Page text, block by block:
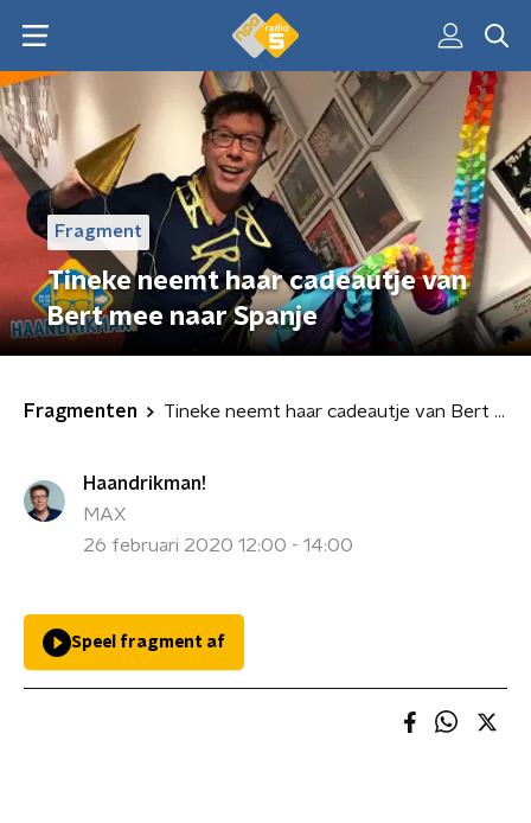
Fragment
Tineke neemt haar cadeautje van
Bert mee naar Spanje
Fragmenten Tineke neemt haar cadeautje van Bert mee naar Spanje
Haandrikman!
MAX
26 februari 2020 12:00 - 14:00
Speel fragment af